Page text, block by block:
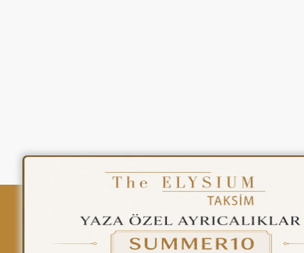
ÇAĞRI MERKEZİ
08502421818
REZERVASYON